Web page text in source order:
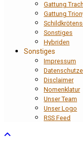
Gattung
Gattung
Sonstiges
Hybriden
Sonstiges
Impressum
Disclaimer
Nomenklatur
Unser Team
Unser Logo
RSS Feed